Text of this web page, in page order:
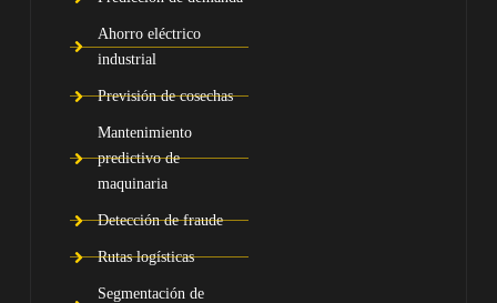
Ahorro eléctrico
industrial
Previsión de cosechas
Mantenimiento
predictivo de
maquinaria
Detección de fraude
Rutas logísticas
Segmentación de